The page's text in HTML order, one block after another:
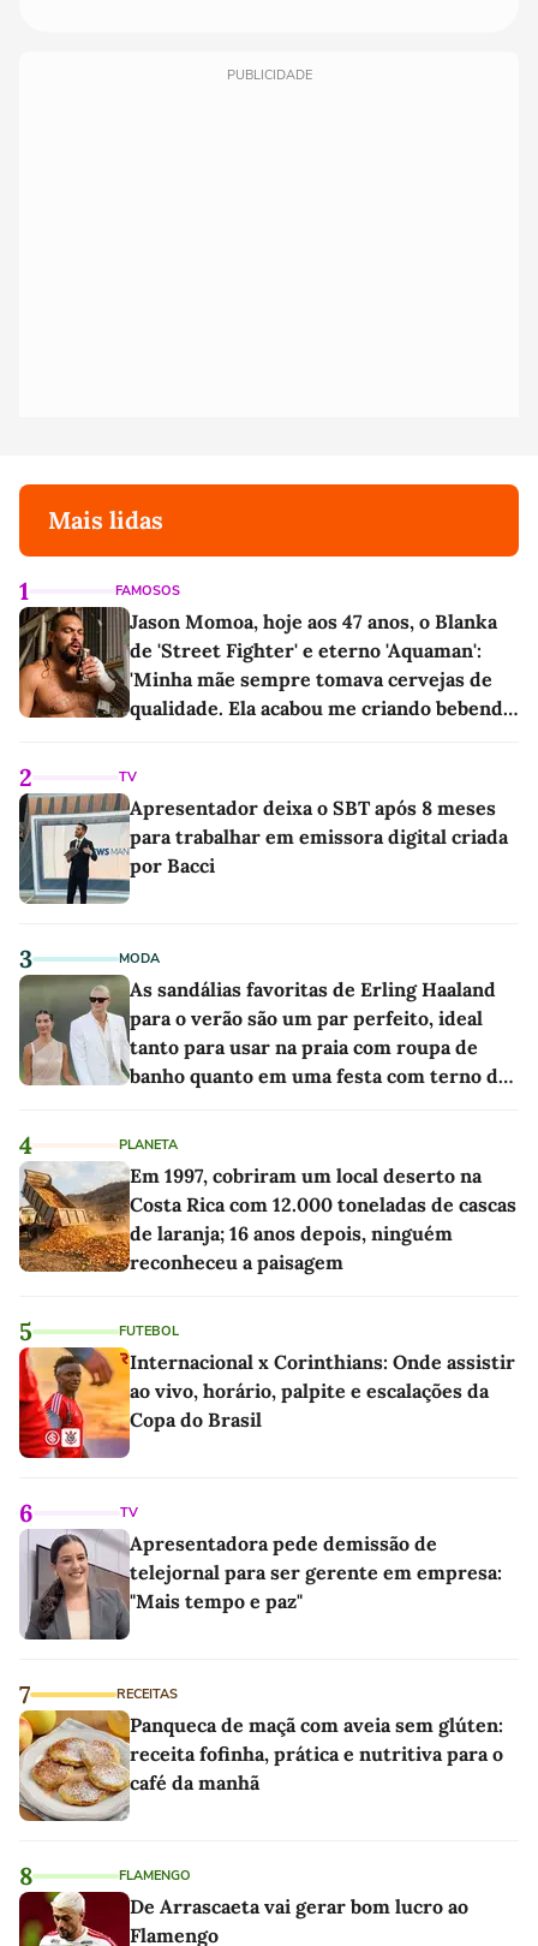
PUBLICIDADE
Mais lidas
1 FAMOSOS
Jason Momoa, hoje aos 47 anos, o Blanka
de 'Street Fighter' e eterno 'Aquaman':
'Minha mãe sempre tomava cervejas de
qualidade. Ela acabou me criando bebendo
2 TV
Apresentador deixa o SBT após 8 meses
para trabalhar em emissora digital criada
por Bacci
3 MODA
As sandálias favoritas de Erling Haaland
para o verão são um par perfeito, ideal
tanto para usar na praia com roupa de
banho quanto em uma festa com terno de
4 PLANETA
Em 1997, cobriram um local deserto na
Costa Rica com 12.000 toneladas de cascas
de laranja; 16 anos depois, ninguém
reconheceu a paisagem
5 FUTEBOL
Internacional x Corinthians: Onde assistir
ao vivo, horário, palpite e escalações da
Copa do Brasil
6 TV
Apresentadora pede demissão de
telejornal para ser gerente em empresa:
"Mais tempo e paz"
7 RECEITAS
Panqueca de maçã com aveia sem glúten:
receita fofinha, prática e nutritiva para o
café da manhã
8 FLAMENGO
De Arrascaeta vai gerar bom lucro ao
Flamengo